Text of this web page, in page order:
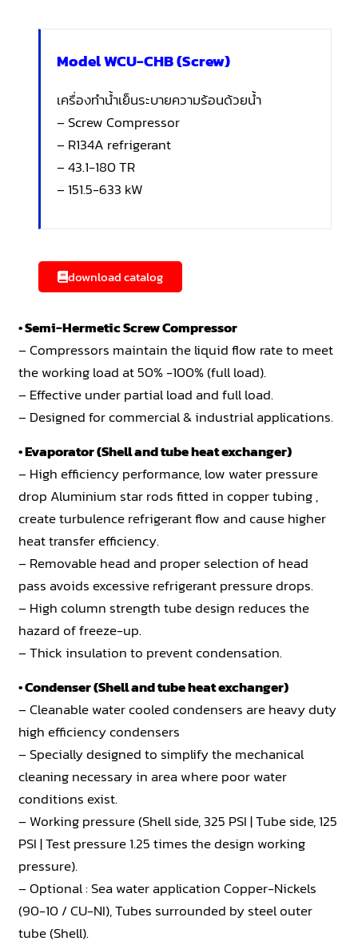
Model WCU-CHB (Screw)
เครื่องทำน้ำเย็นระบายความร้อนด้วยน้ำ
– Screw Compressor
– R134A refrigerant
– 43.1-180 TR
– 151.5-633 kW
download catalog
• Semi-Hermetic Screw Compressor
– Compressors maintain the liquid flow rate to meet
the working load at 50% -100% (full load).
– Effective under partial load and full load.
– Designed for commercial & industrial applications.
• Evaporator (Shell and tube heat exchanger)
– High efficiency performance, low water pressure
drop Aluminium star rods fitted in copper tubing ,
create turbulence refrigerant flow and cause higher
heat transfer efficiency.
– Removable head and proper selection of head
pass avoids excessive refrigerant pressure drops.
– High column strength tube design reduces the
hazard of freeze-up.
– Thick insulation to prevent condensation.
• Condenser (Shell and tube heat exchanger)
– Cleanable water cooled condensers are heavy duty
high efficiency condensers
– Specially designed to simplify the mechanical
cleaning necessary in area where poor water
conditions exist.
– Working pressure (Shell side, 325 PSI | Tube side, 125
PSI | Test pressure 1.25 times the design working
pressure).
– Optional : Sea water application Copper-Nickels
(90-10 / CU-NI), Tubes surrounded by steel outer
tube (Shell).